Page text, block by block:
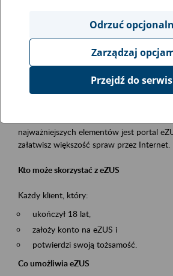
Obszar merytoryczny
obsługa klientów
Opis wydarzenia
Platforma Usług Elektronicznych ZUS
najważniejszych elementów jest portal
załatwisz większość spraw przez Internet.
Kto może skorzystać z eZUS
Każdy klient, który:
ukończył 18 lat,
założy konto na eZUS i
potwierdzi swoją tożsamość.
Co umożliwia eZUS
Odrzuć
Zarządzaj
Przejdź do